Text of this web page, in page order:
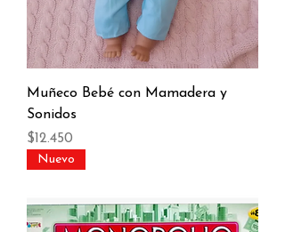
Muñeco Bebé con Mamadera y
Sonidos
Precio
$12.450
Nuevo